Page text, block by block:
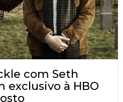
com Seth
exclusivo à HBO